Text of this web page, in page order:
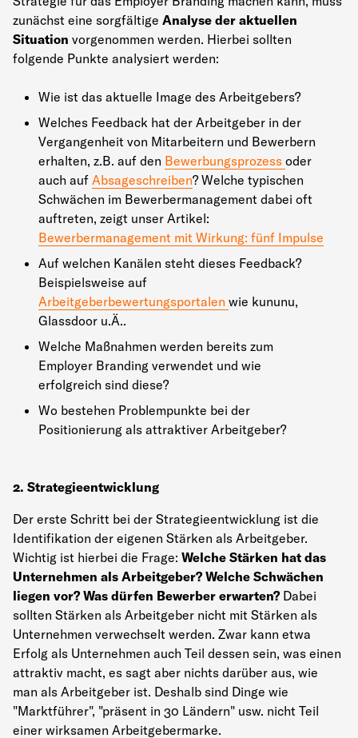
zunächst eine sorgfältige Analyse der aktuellen
Situation vorgenommen werden. Hierbei sollten
folgende Punkte analysiert werden:
Wie ist das aktuelle Image des Arbeitgebers?
Welches Feedback hat der Arbeitgeber in der
Vergangenheit von Mitarbeitern und Bewerbern
erhalten, z.B. auf den Bewerbungsprozess oder
auch auf Absageschreiben? Welche typischen
Schwächen im Bewerbermanagement dabei oft
auftreten, zeigt unser Artikel:
Bewerbermanagement mit Wirkung: fünf Impulse
Auf welchen Kanälen steht dieses Feedback?
Beispielsweise auf
Arbeitgeberbewertungsportalen wie kununu,
Glassdoor u.Ä..
Welche Maßnahmen werden bereits zum
Employer Branding verwendet und wie
erfolgreich sind diese?
Wo bestehen Problempunkte bei der
Positionierung als attraktiver Arbeitgeber?
2. Strategieentwicklung
Der erste Schritt bei der Strategieentwicklung ist die
Identifikation der eigenen Stärken als Arbeitgeber.
Wichtig ist hierbei die Frage: Welche Stärken hat das
Unternehmen als Arbeitgeber? Welche Schwächen
liegen vor? Was dürfen Bewerber erwarten? Dabei
sollten Stärken als Arbeitgeber nicht mit Stärken als
Unternehmen verwechselt werden. Zwar kann etwa
Erfolg als Unternehmen auch Teil dessen sein, was einen
attraktiv macht, es sagt aber nichts darüber aus, wie
man als Arbeitgeber ist. Deshalb sind Dinge wie
"Marktführer", "präsent in 30 Ländern" usw. nicht Teil
einer wirksamen Arbeitgebermarke.